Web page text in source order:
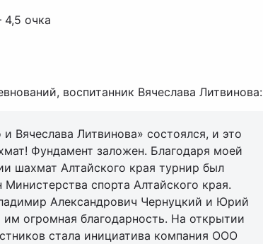
очка
воспитанник Вячеслава Литвинова:
Вячеслава Литвинова» состоялся, и это
Фундамент заложен. Благодаря моей
шахмат Алтайского края турнир был
спорта Алтайского края.
Александрович Чернуцкий и Юрий
огромная благодарность. На открытии
стала инициатива компания ООО